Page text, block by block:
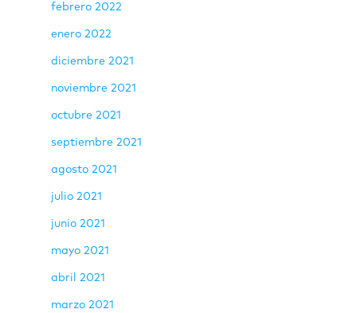
febrero 2022
enero 2022
diciembre 2021
noviembre 2021
octubre 2021
septiembre 2021
agosto 2021
julio 2021
junio 2021
mayo 2021
abril 2021
marzo 2021